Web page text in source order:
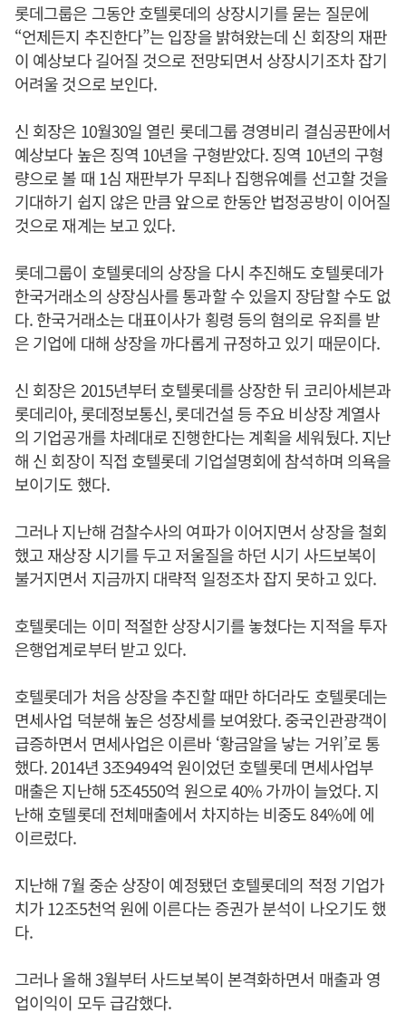
롯데그룹은 그동안 호텔롯데의 상장시기를 묻는 질문에
“언제든지 추진한다”는 입장을 밝혀왔는데 신 회장의 재판
이 예상보다 길어질 것으로 전망되면서 상장시기조차 잡기
어려울 것으로 보인다.
신 회장은 10월30일 열린 롯데그룹 경영비리 결심공판에서
예상보다 높은 징역 10년을 구형받았다. 징역 10년의 구형
량으로 볼 때 1심 재판부가 무죄나 집행유예를 선고할 것을
기대하기 쉽지 않은 만큼 앞으로 한동안 법정공방이 이어질
것으로 재계는 보고 있다.
롯데그룹이 호텔롯데의 상장을 다시 추진해도 호텔롯데가
한국거래소의 상장심사를 통과할 수 있을지 장담할 수도 없
다. 한국거래소는 대표이사가 횡령 등의 혐의로 유죄를 받
은 기업에 대해 상장을 까다롭게 규정하고 있기 때문이다.
신 회장은 2015년부터 호텔롯데를 상장한 뒤 코리아세븐과
롯데리아, 롯데정보통신, 롯데건설 등 주요 비상장 계열사
의 기업공개를 차례대로 진행한다는 계획을 세워뒀다. 지난
해 신 회장이 직접 호텔롯데 기업설명회에 참석하며 의욕을
보이기도 했다.
그러나 지난해 검찰수사의 여파가 이어지면서 상장을 철회
했고 재상장 시기를 두고 저울질을 하던 시기 사드보복이
불거지면서 지금까지 대략적 일정조차 잡지 못하고 있다.
호텔롯데는 이미 적절한 상장시기를 놓쳤다는 지적을 투자
은행업계로부터 받고 있다.
호텔롯데가 처음 상장을 추진할 때만 하더라도 호텔롯데는
면세사업 덕분해 높은 성장세를 보여왔다. 중국인관광객이
급증하면서 면세사업은 이른바 ‘황금알을 낳는 거위’로 통
했다. 2014년 3조9494억 원이었던 호텔롯데 면세사업부
매출은 지난해 5조4550억 원으로 40% 가까이 늘었다. 지
난해 호텔롯데 전체매출에서 차지하는 비중도 84%에 에
이르렀다.
지난해 7월 중순 상장이 예정됐던 호텔롯데의 적정 기업가
치가 12조5천억 원에 이른다는 증권가 분석이 나오기도 했
다.
그러나 올해 3월부터 사드보복이 본격화하면서 매출과 영
업이익이 모두 급감했다.